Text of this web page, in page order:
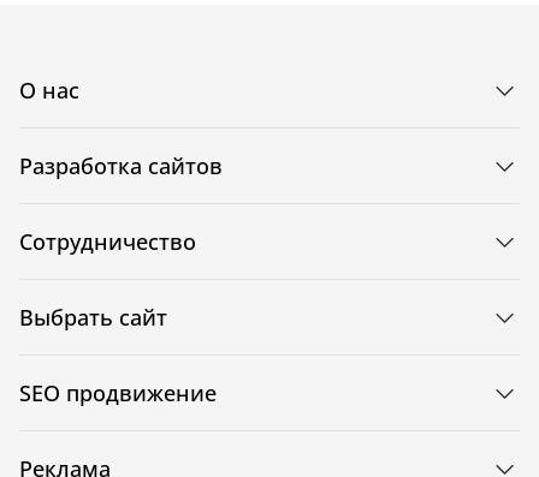
О нас
Разработка сайтов
Сотрудничество
Выбрать сайт
SEO продвижение
Реклама